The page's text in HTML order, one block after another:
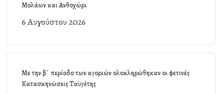
Μολάων και Ανθοχώρι
6 Αυγούστου 2026
Με την β΄ περίοδο των αγοριών ολοκληρώθηκαν οι φετινές
Κατασκηνώσεις Ταϋγέτης